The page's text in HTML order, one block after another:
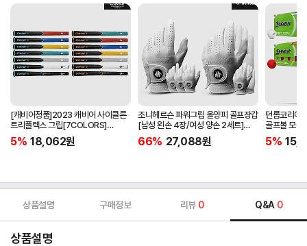
[캐비어정품]2023 캐비어 사이클론
트리플렉스 그립[7COLORS]
[라운드][39g/42g/46g/50g]
[R/S 토크]
5% 18,062원
조니헤르슨 파워그립 올양피 골프장갑
[남성 왼손 4장/여성 양손 2세트]
[화이트][케이스포함]
66% 27,088원
던롭코리아
골프볼 모
[2피스/12
5%
상품설명 구매정보 리뷰 0 Q&A 0
상품설명